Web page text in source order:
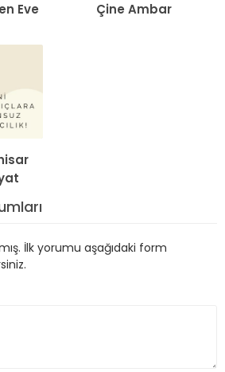
Eve
Çine Ambar
İlk yorumu aşağıdaki form